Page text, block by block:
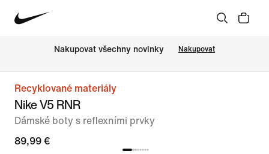
Nakupovat všechny novinky Nakupovat
Recyklované materiály
Nike V5 RNR
Dámské boty s reflexními prvky
89,99 €